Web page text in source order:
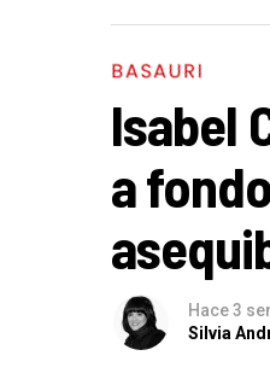
BASAURI
Isabel
a
Hace 3
Silvia